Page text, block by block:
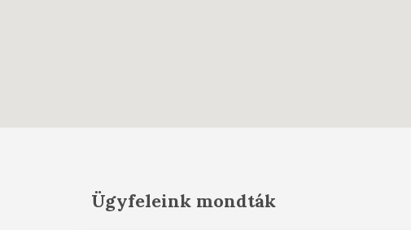
Ügyfeleink mondták